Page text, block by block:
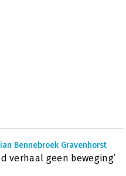
Bennebroek Gravenhorst
verhaal geen beweging’